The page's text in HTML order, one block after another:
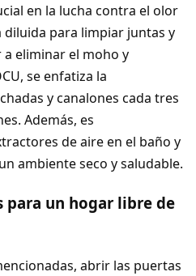
en la lucha contra el olor
para limpiar juntas y
eliminar el moho y
se enfatiza la
y canalones cada tres
Además, es
de aire en el baño y
ambiente seco y saludable.
para un hogar libre de
abrir las puertas